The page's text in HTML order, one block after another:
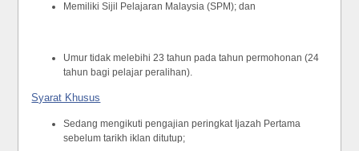
Memiliki Sijil Pelajaran Malaysia (SPM); dan
Umur tidak melebihi 23 tahun pada tahun permohonan (24
tahun bagi pelajar peralihan).
Syarat Khusus
Sedang mengikuti pengajian peringkat Ijazah Pertama
sebelum tarikh iklan ditutup;